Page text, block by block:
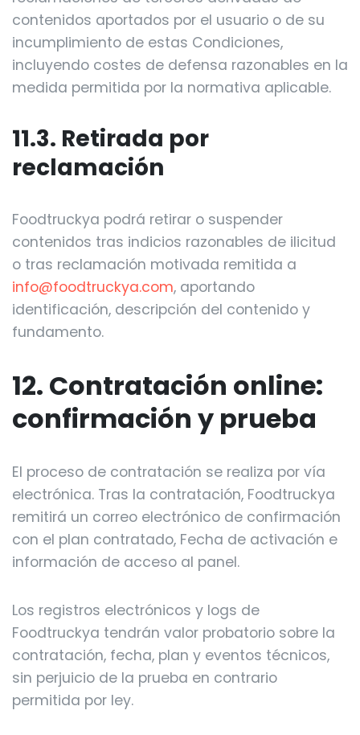
contenidos aportados por el usuario o de su
incumplimiento de estas Condiciones,
incluyendo costes de defensa razonables en la
medida permitida por la normativa aplicable.
11.3. Retirada por
reclamación
Foodtruckya podrá retirar o suspender
contenidos tras indicios razonables de ilicitud
o tras reclamación motivada remitida a
info@foodtruckya.com, aportando
identificación, descripción del contenido y
fundamento.
12. Contratación online:
confirmación y prueba
El proceso de contratación se realiza por vía
electrónica. Tras la contratación, Foodtruckya
remitirá un correo electrónico de confirmación
con el plan contratado, Fecha de activación e
información de acceso al panel.
Los registros electrónicos y logs de
Foodtruckya tendrán valor probatorio sobre la
contratación, fecha, plan y eventos técnicos,
sin perjuicio de la prueba en contrario
permitida por ley.